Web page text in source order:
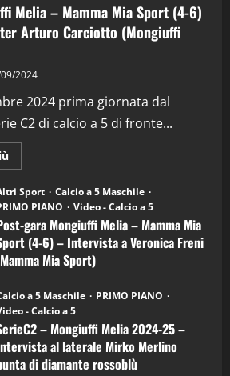
Melia – Mamma Mia Sport (4-6)
Arturo Carciotto (Mongiuffi
2024
2024 prima giornata dal
C2 di calcio a 5 di fronte...
informazioni
Post-
gara
Mongiuffi
Melia
–
Mamma
Mia
Sport
6)
–
Intervista
a
mister
Arturo
Carciotto
(Mongiuffi
Sport
Calcio a 5 Maschile
PIANO
Video - Calcio a 5
gara Mongiuffi Melia – Mamma Mia
(4-6) – Intervista a Veronica Freni
Mia Sport)
a 5 Maschile
PRIMO PIANO
- Calcio a 5
– Mongiuffi Melia 2024-25 –
al laterale Mirko Merlino
di diamante rossoblù
in Podcast: 29^ Puntata
28 Aprile 2026)
28/04/2026
in Podcast
in Podcast: 28^ Puntata
21 Aprile 2026)
21/04/2026
in Podcast: 27^ Puntata
14 Aprile 2026)
15/04/2026